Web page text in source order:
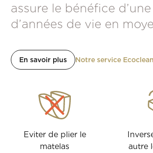
assure le bénéfice
d’années de vie en
En savoir plus Notre service Ecoclean
Eviter de plier le
matelas
autre